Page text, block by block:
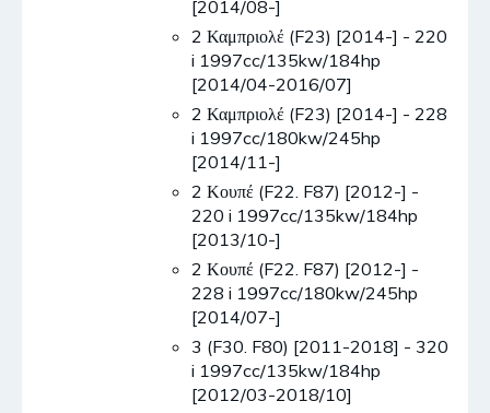
[2014/08-]
2 Καμπριολέ (F23) [2014-] - 220
i 1997cc/135kw/184hp
[2014/04-2016/07]
2 Καμπριολέ (F23) [2014-] - 228
i 1997cc/180kw/245hp
[2014/11-]
2 Κουπέ (F22. F87) [2012-] -
220 i 1997cc/135kw/184hp
[2013/10-]
2 Κουπέ (F22. F87) [2012-] -
228 i 1997cc/180kw/245hp
[2014/07-]
3 (F30. F80) [2011-2018] - 320
i 1997cc/135kw/184hp
[2012/03-2018/10]